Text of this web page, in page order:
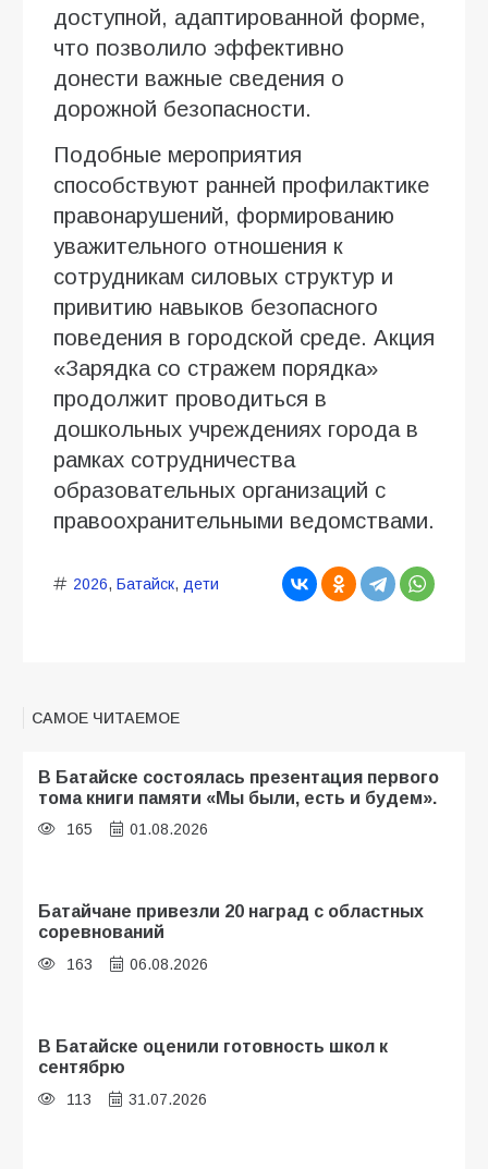
доступной, адаптированной форме,
что позволило эффективно
донести важные сведения о
дорожной безопасности.
Подобные мероприятия
способствуют ранней профилактике
правонарушений, формированию
уважительного отношения к
сотрудникам силовых структур и
привитию навыков безопасного
поведения в городской среде. Акция
«Зарядка со стражем порядка»
продолжит проводиться в
дошкольных учреждениях города в
рамках сотрудничества
образовательных организаций с
правоохранительными ведомствами.
2026, Батайск, дети
САМОЕ ЧИТАЕМОЕ
В Батайске состоялась презентация первого
тома книги памяти «Мы были, есть и будем».
165 01.08.2026
Батайчане привезли 20 наград с областных
соревнований
163 06.08.2026
В Батайске оценили готовность школ к
сентябрю
113 31.07.2026